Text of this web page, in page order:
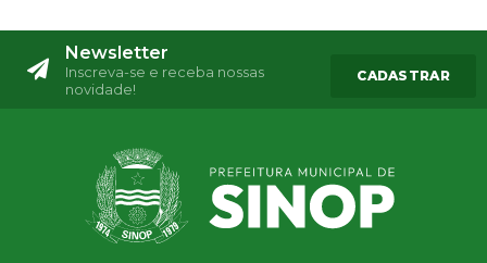
Newsletter
Inscreva-se e receba nossas
novidade!
CADASTRAR